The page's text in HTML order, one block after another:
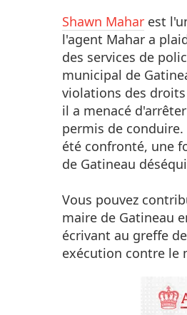
Shawn Mahar est
l'agent Mahar a
des services de
municipal de
violations des
il a menacé
permis de
été confronté, une
de Gatineau
Vous pouvez
maire de Gatineau
écrivant au greffe
exécution contre le